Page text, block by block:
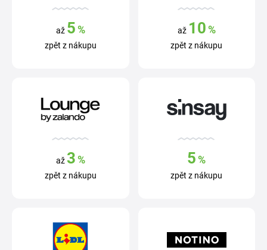
až 5%
zpět z nákupu
až 10%
zpět z nákupu
až 3%
zpět z nákupu
5 %
zpět z nákupu